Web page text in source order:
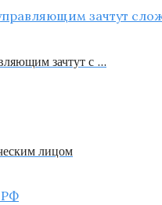
зачтут с …
лицом